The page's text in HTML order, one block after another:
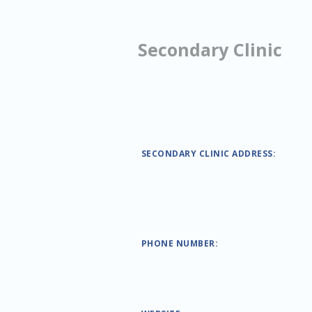
Secondary Clinic
SECONDARY CLINIC ADDRESS:
PHONE NUMBER: